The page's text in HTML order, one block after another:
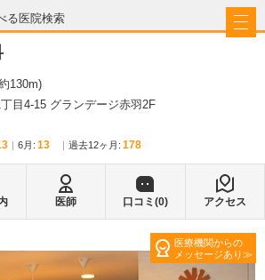
る医院検索
130m)
目4-15 グランデージ赤羽2F
6月 : 13 過去12ヶ月: 178
医師 口コミ(0) アクセス
医療機関からの
メッセージあり